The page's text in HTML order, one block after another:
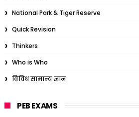
National Park & Tiger Reserve
Quick Revision
Thinkers
Who is Who
विविध सामान्य ज्ञान
PEB EXAMS